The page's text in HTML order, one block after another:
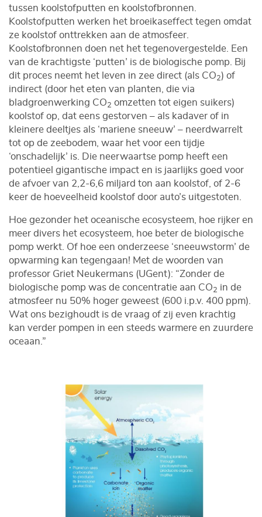
tussen koolstofputten en koolstofbronnen.
Koolstofputten werken het broeikaseffect tegen omdat
ze koolstof onttrekken aan de atmosfeer.
Koolstofbronnen doen net het tegenovergestelde. Een
van de krachtigste ‘putten’ is de biologische pomp. Bij
dit proces neemt het leven in zee direct (als CO2) of
indirect (door het eten van planten, die via
bladgroenwerking CO2 omzetten tot eigen suikers)
koolstof op, dat eens gestorven – als kadaver of in
kleinere deeltjes als ‘mariene sneeuw’ – neerdwarrelt
tot op de zeebodem, waar het voor een tijdje
‘onschadelijk’ is. Die neerwaartse pomp heeft een
potentieel gigantische impact en is jaarlijks goed voor
de afvoer van 2,2-6,6 miljard ton aan koolstof, of 2-6
keer de hoeveelheid koolstof door auto’s uitgestoten.
Hoe gezonder het oceanische ecosysteem, hoe rijker en
meer divers het ecosysteem, hoe beter de biologische
pomp werkt. Of hoe een onderzeese ‘sneeuwstorm’ de
opwarming kan tegengaan! Met de woorden van
professor Griet Neukermans (UGent): “Zonder de
biologische pomp was de concentratie aan CO2 in de
atmosfeer nu 50% hoger geweest (600 i.p.v. 400 ppm).
Wat ons bezighoudt is de vraag of zij even krachtig
kan verder pompen in een steeds warmere en zuurdere
oceaan.”